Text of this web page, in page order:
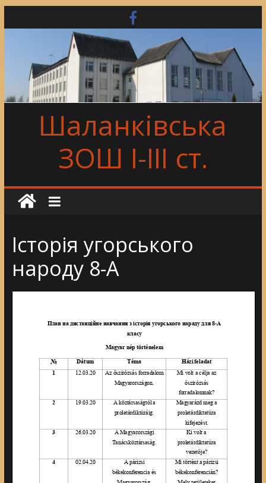
to
Шаланківська
ЗОШ І-ІІІ ст.
Історія угорського
народу 8-А